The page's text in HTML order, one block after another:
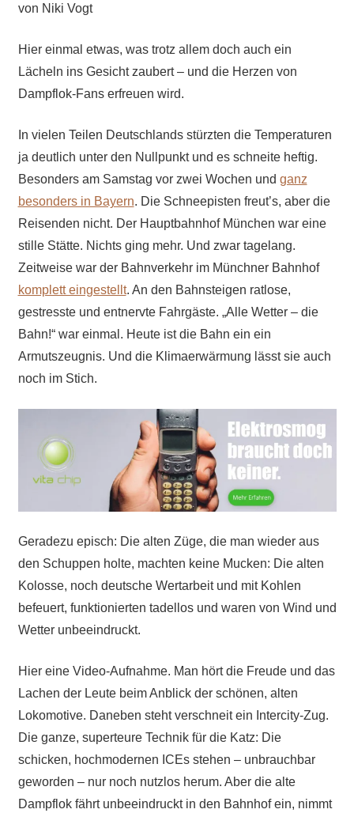
von Niki Vogt
Hier einmal etwas, was trotz allem doch auch ein
Lächeln ins Gesicht zaubert – und die Herzen von
Dampflok-Fans erfreuen wird.
In vielen Teilen Deutschlands stürzten die Temperaturen
ja deutlich unter den Nullpunkt und es schneite heftig.
Besonders am Samstag vor zwei Wochen und ganz
besonders in Bayern. Die Schneepisten freut’s, aber die
Reisenden nicht. Der Hauptbahnhof München war eine
stille Stätte. Nichts ging mehr. Und zwar tagelang.
Zeitweise war der Bahnverkehr im Münchner Bahnhof
komplett eingestellt. An den Bahnsteigen ratlose,
gestresste und entnervte Fahrgäste. „Alle Wetter – die
Bahn!“ war einmal. Heute ist die Bahn ein ein
Armutszeugnis. Und die Klimaerwärmung lässt sie auch
noch im Stich.
Geradezu episch: Die alten Züge, die man wieder aus
den Schuppen holte, machten keine Mucken: Die alten
Kolosse, noch deutsche Wertarbeit und mit Kohlen
befeuert, funktionierten tadellos und waren von Wind und
Wetter unbeeindruckt.
Hier eine Video-Aufnahme. Man hört die Freude und das
Lachen der Leute beim Anblick der schönen, alten
Lokomotive. Daneben steht verschneit ein Intercity-Zug.
Die ganze, superteure Technik für die Katz: Die
schicken, hochmodernen ICEs stehen – unbrauchbar
geworden – nur noch nutzlos herum. Aber die alte
Dampflok fährt unbeeindruckt in den Bahnhof ein, nimmt